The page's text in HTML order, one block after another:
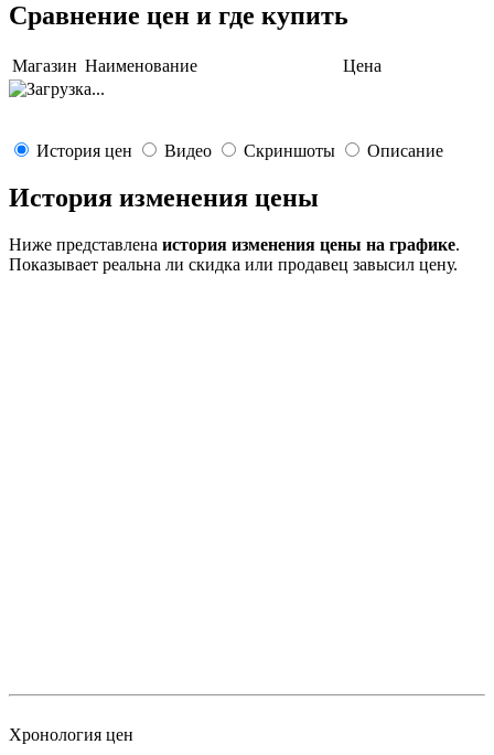
Сравнение цен и где купить
Магазин Наименование Цена
История цен Видео Скриншоты Описание
История изменения цены
Ниже представлена история изменения цены на графике.
Показывает реальна ли скидка или продавец завысил цену.
Хронология цен